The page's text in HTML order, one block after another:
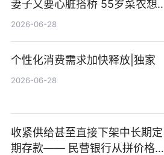
妻子又要心脏搭桥 55岁菜农想
多卖点菜筹治病钱
2026-06-28
个性化消费需求加快释放|独家
2026-06-28
收紧供给甚至直接下架中长期定
期存款—— 民营银行从拼价格转